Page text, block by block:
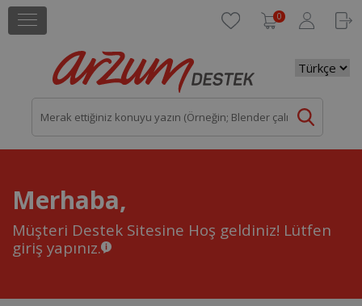
0
Merhaba,
Müşteri Destek Sitesine Hoş geldiniz! Lütfen
giriş yapınız.